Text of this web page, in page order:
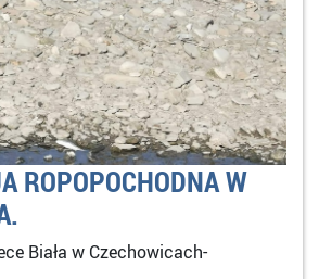
ROPOPOCHODNA W
Biała w Czechowicach-